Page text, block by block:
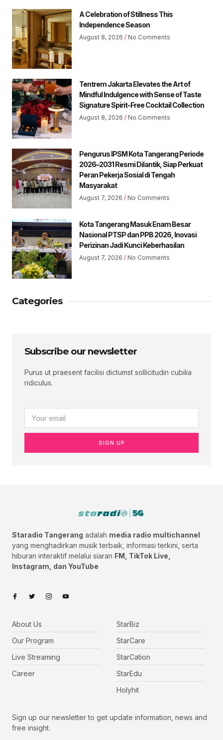
A Celebration of Stillness This
Independence Season
August 8, 2026 No Comments
Tentrem Jakarta Elevates the Art of
Mindful Indulgence with Sense of Taste
Signature Spirit-Free Cocktail Collection
August 8, 2026 No Comments
Pengurus IPSM Kota Tangerang Periode
2026–2031 Resmi Dilantik, Siap Perkuat
Peran Pekerja Sosial di Tengah
Masyarakat
August 7, 2026 No Comments
Kota Tangerang Masuk Enam Besar
Nasional PTSP dan PPB 2026, Inovasi
Perizinan Jadi Kunci Keberhasilan
August 7, 2026 No Comments
Categories
Subscribe our newsletter
Purus ut praesent facilisi dictumst sollicitudin cubilia
ridiculus.
SIGN UP
Staradio Tangerang adalah media radio multichannel
yang menghadirkan musik terbaik, informasi terkini, serta
hiburan interaktif melalui siaran FM, TikTok Live,
Instagram, dan YouTube
About Us
Our Program
Live Streaming
Career
StarBiz
StarCare
StarCation
StarEdu
Holyhit
Sign up our newsletter to get update information, news and
free insight.